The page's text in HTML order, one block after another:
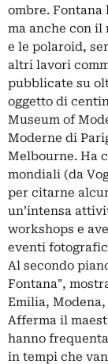
ombre. Fontana
ma anche con
e le polaroid,
altri lavori
pubblicate su
oggetto di
Museum of
Moderne di
Melbourne. Ha
mondiali (da
per citarne
un’intensa
workshops e
eventi
Al secondo
Fontana",
Emilia,
Afferma il
hanno
in tempi che